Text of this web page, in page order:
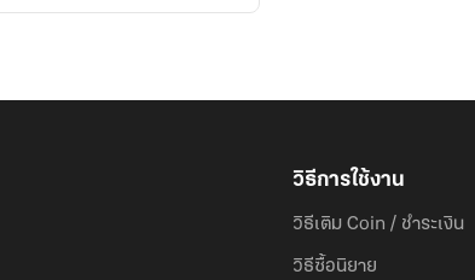
วิธีการใช้งาน
วิธีเติม Coin / ชำระเงิน
วิธีซื้อนิยาย